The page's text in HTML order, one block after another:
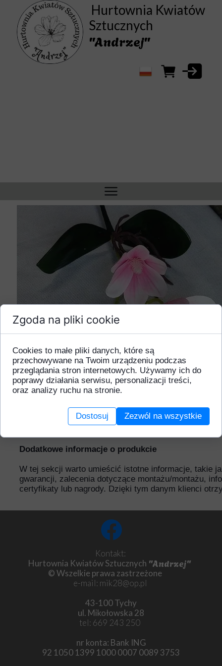
Hurtownia Kwiatów
Sztucznych
"Andrzej"
Dodatkowe informacje o produkcie
W tej sekcji warto umieścić istotne informacje, takie
gwarancji, zalecenia dotyczące montażu/montażu,
certyfikaty lub nagrody. Dzięki tym danym klienci
Kontakt:
Hurtownia Kwiatów Sztucznych "Andrzej"
© Wszelkie prawa zastrzeżone
e-mail: mik28@op.pl
43-100 Tychy
ul. Mikołowska 28
tel: 669 243 250
nr konta: Bank ING
92 1050 1399 1000 0007 0089 3753
Zgoda na pliki cookie
Cookies to małe pliki danych, które są
przechowywane na Twoim urządzeniu podczas
przeglądania stron internetowych. Używamy ich do
poprawy działania serwisu, personalizacji treści,
oraz analizy ruchu na stronie.
Dostosuj Zezwól na wszystkie